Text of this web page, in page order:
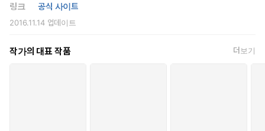
링크
공식 사이트
2016.11.14업데이트
작가의 대표 작품 더보기